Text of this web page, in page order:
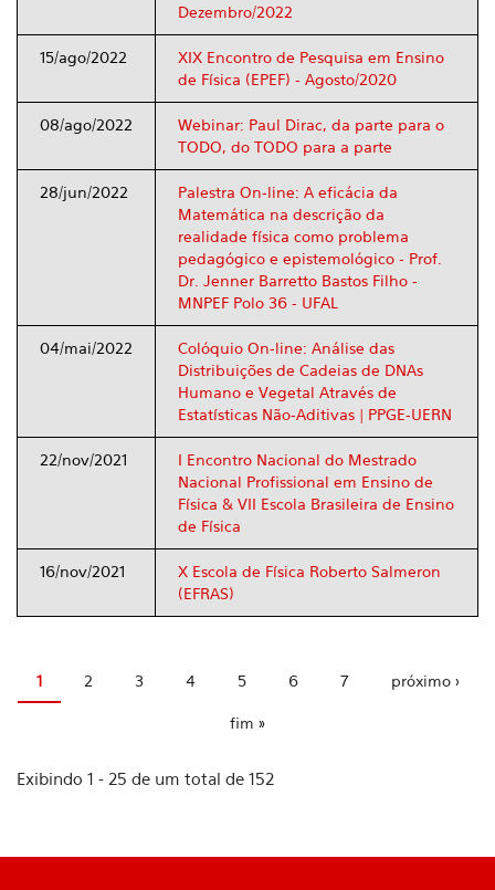
Dezembro/2022
15/ago/2022
XIX Encontro de Pesquisa em Ensino
de Física (EPEF) - Agosto/2020
08/ago/2022
Webinar: Paul Dirac, da parte para o
TODO, do TODO para a parte
28/jun/2022
Palestra On-line: A eficácia da
Matemática na descrição da
realidade física como problema
pedagógico e epistemológico - Prof.
Dr. Jenner Barretto Bastos Filho -
MNPEF Polo 36 - UFAL
04/mai/2022
Colóquio On-line: Análise das
Distribuições de Cadeias de DNAs
Humano e Vegetal Através de
Estatísticas Não-Aditivas | PPGE-UERN
22/nov/2021
I Encontro Nacional do Mestrado
Nacional Profissional em Ensino de
Física & VII Escola Brasileira de Ensino
de Física
16/nov/2021
X Escola de Física Roberto Salmeron
(EFRAS)
Páginas
1 2 3 4 5 6 7 próximo ›
fim »
Exibindo 1 - 25 de um total de 152